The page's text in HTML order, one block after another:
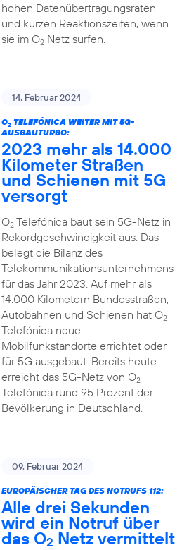
hohen Datenübertragungsraten
und kurzen Reaktionszeiten, wenn
sie im O2Netz surfen.
14. Februar 2024
O2TELEFÓNICA WEITER MIT 5G-
AUSBAUTURBO:
2023 mehr als 14.000
Kilometer Straßen
und Schienen mit 5G
versorgt
O2Telefónica baut sein 5G-Netz in
Rekordgeschwindigkeit aus. Das
belegt die Bilanz des
Telekommunikationsunternehmens
für das Jahr 2023. Auf mehr als
14.000 Kilometern Bundesstraßen,
Autobahnen und Schienen hat O2
Telefónica neue
Mobilfunkstandorte errichtet oder
für 5G ausgebaut. Bereits heute
erreicht das 5G-Netz von O2
Telefónica rund 95 Prozent der
Bevölkerung in Deutschland.
09. Februar 2024
EUROPÄISCHER TAG DES NOTRUFS 112:
Alle drei Sekunden
wird ein Notruf über
das O2 Netz vermittelt